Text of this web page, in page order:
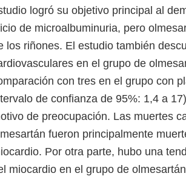
logró su objetivo principal al
de microalbuminuria, pero
los riñones. El estudio también
en el grupo de
con tres en el grupo con
de confianza de 95%: 1,4 a
de preocupación. Las muertes
fueron principalmente
Por otra parte, hubo una
miocardio en el grupo de